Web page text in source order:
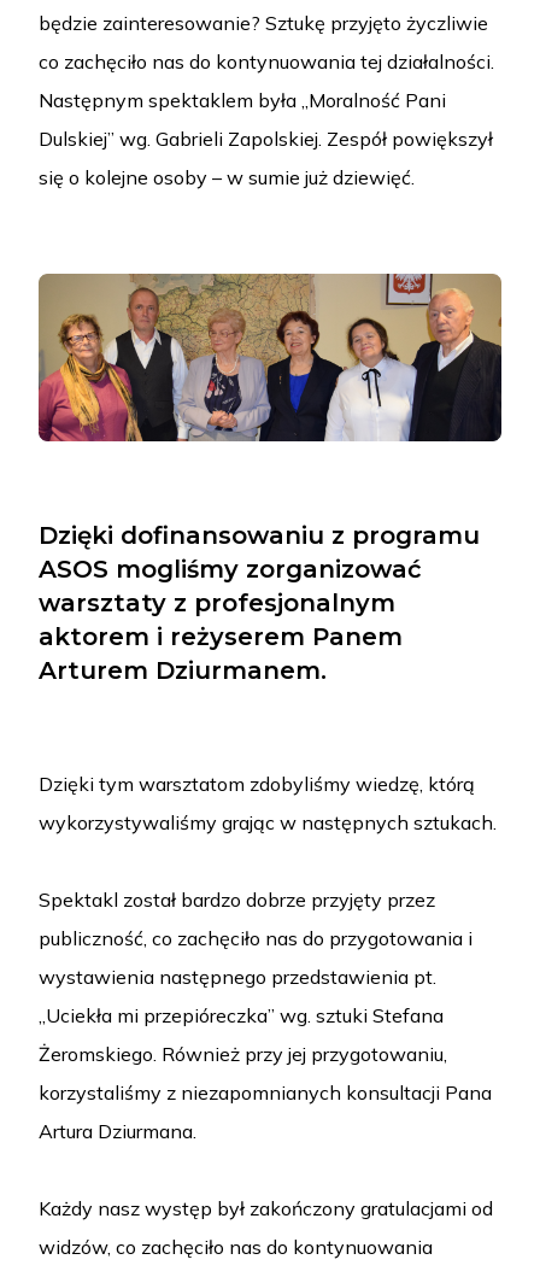
będzie zainteresowanie? Sztukę przyjęto życzliwie
co zachęciło nas do kontynuowania tej działalności.
Następnym spektaklem była „Moralność Pani
Dulskiej” wg. Gabrieli Zapolskiej. Zespół powiększył
się o kolejne osoby – w sumie już dziewięć.
Dzięki dofinansowaniu z programu
ASOS mogliśmy zorganizować
warsztaty z profesjonalnym
aktorem i reżyserem Panem
Arturem Dziurmanem.
Dzięki tym warsztatom zdobyliśmy wiedzę, którą
wykorzystywaliśmy grając w następnych sztukach.
Spektakl został bardzo dobrze przyjęty przez
publiczność, co zachęciło nas do przygotowania i
wystawienia następnego przedstawienia pt.
„Uciekła mi przepióreczka” wg. sztuki Stefana
Żeromskiego. Również przy jej przygotowaniu,
korzystaliśmy z niezapomnianych konsultacji Pana
Artura Dziurmana.
Każdy nasz występ był zakończony gratulacjami od
widzów, co zachęciło nas do kontynuowania